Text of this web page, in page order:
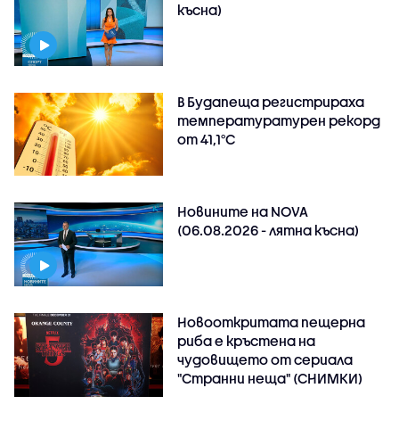
късна)
В Будапеща регистрираха
температуратурен рекорд
от 41,1°C
Новините на NOVA
(06.08.2026 - лятна късна)
Новооткритата пещерна
риба е кръстена на
чудовището от сериала
"Странни неща" (СНИМКИ)